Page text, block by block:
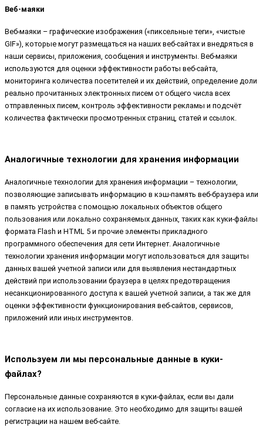
Веб-маяки
Веб-маяки – графические изображения («пиксельные теги», «чистые
GIF»), которые могут размещаться на наших веб-сайтах и внедряться в
наши сервисы, приложения, сообщения и инструменты. Веб-маяки
используются для оценки эффективности работы веб-сайта,
мониторинга количества посетителей и их действий, определение доли
реально прочитанных электронных писем от общего числа всех
отправленных писем, контроль эффективности рекламы и подсчёт
количества фактически просмотренных страниц, статей и ссылок.
Аналогичные технологии для хранения информации
Аналогичные технологии для хранения информации – технологии,
позволяющие записывать информацию в кэш-память веб-браузера или
в память устройства с помощью локальных объектов общего
пользования или локально сохраняемых данных, таких как куки-файлы
формата Flash и HTML 5 и прочие элементы прикладного
программного обеспечения для сети Интернет. Аналогичные
технологии хранения информации могут использоваться для защиты
данных вашей учетной записи или для выявления нестандартных
действий при использовании браузера в целях предотвращения
несанкционированного доступа к вашей учетной записи, а так же для
оценки эффективности функционирования веб-сайтов, сервисов,
приложений или иных инструментов.
Используем ли мы персональные данные в куки-
файлах?
Персональные данные сохраняются в куки-файлах, если вы дали
согласие на их использование. Это необходимо для защиты вашей
регистрации на нашем веб-сайте.